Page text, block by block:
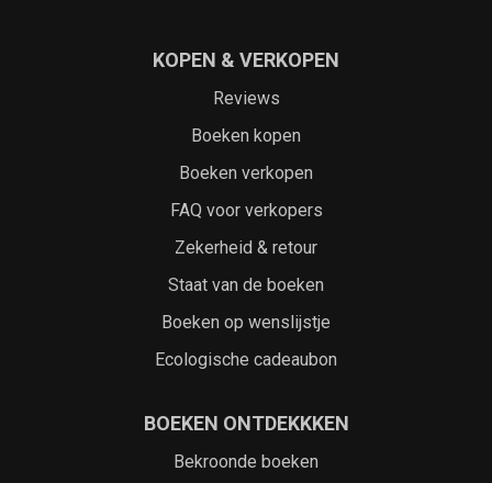
KOPEN & VERKOPEN
Reviews
Boeken kopen
Boeken verkopen
FAQ voor verkopers
Zekerheid & retour
Staat van de boeken
Boeken op wenslijstje
Ecologische cadeaubon
BOEKEN ONTDEKKKEN
Bekroonde boeken